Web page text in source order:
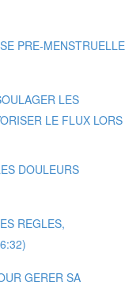
PRE-MENSTRUELLE
LES
LE FLUX LORS
DOULEURS
REGLES,
GERER SA